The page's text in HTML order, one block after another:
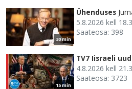
30 min
Ühenduses
5.8.2026 kell
Saateosa: 398
15 min
TV7 Iisraeli
4.8.2026 kell
Saateosa: 3723